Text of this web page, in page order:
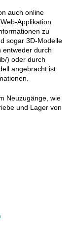
auch online
Applikation
zu
sogar 3D-Modelle
entweder durch
) oder durch
angebracht ist
Neuzugänge, wie
und Lager von